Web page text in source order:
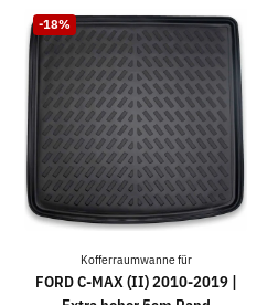
-18%
Kofferraumwanne für
FORD C-MAX (II) 2010-2019 |